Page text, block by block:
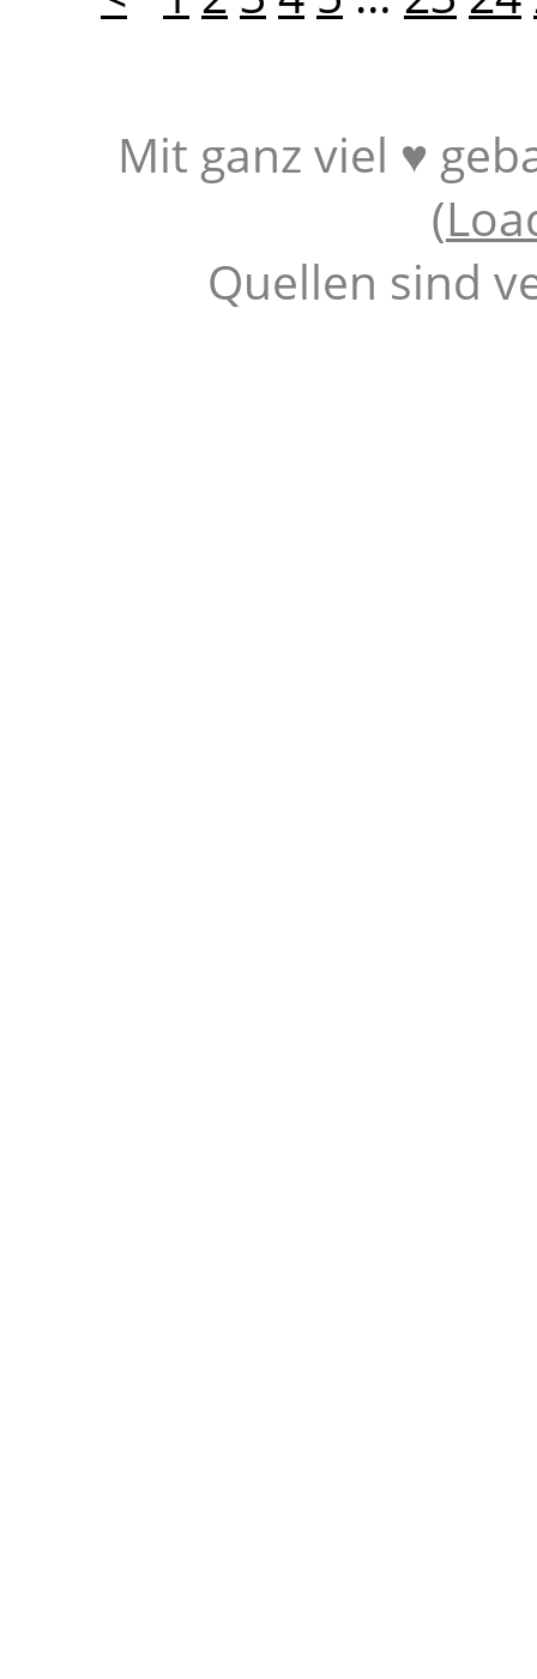
Mit ganz viel ♥
(
Quellen sind